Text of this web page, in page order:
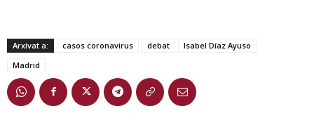
Arxivat a: casos coronavirus debat
Isabel Díaz Ayuso
Madrid